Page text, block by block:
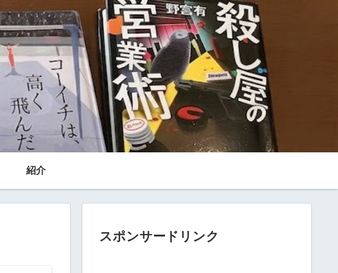
紹介
スポンサードリンク